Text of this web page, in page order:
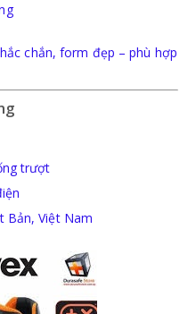
chắn, form đẹp – phù hợp
trượt
Bản, Việt Nam